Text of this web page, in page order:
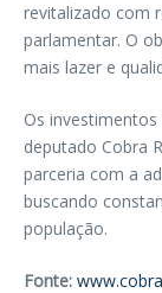
revitalizado com
parlamentar. O
mais lazer e
Os
deputado Cobra
parceria com a
buscando
população.
Fonte: